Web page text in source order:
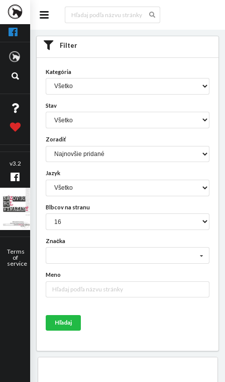
v3.2
Terms
of
service
Filter
Kategória
Stav
Zoradiť
Jazyk
Blbcov na stranu
Značka
Meno
Hľadaj